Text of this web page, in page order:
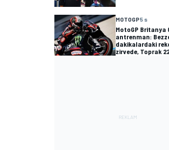
MOTOGP5 s
MotoGP Britanya
antrenman:
dakikalardaki
zirvede, Toprak